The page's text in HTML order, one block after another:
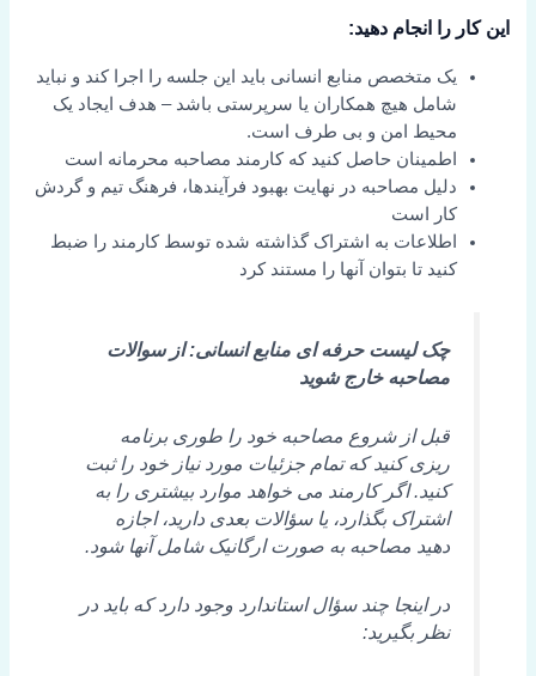
این کار را انجام دهید:
یک متخصص منابع انسانی باید این جلسه را اجرا کند و نباید
شامل هیچ همکاران یا سرپرستی باشد – هدف ایجاد یک
محیط امن و بی طرف است.
اطمینان حاصل کنید که کارمند مصاحبه محرمانه است
دلیل مصاحبه در نهایت بهبود فرآیندها، فرهنگ تیم و گردش
کار است
اطلاعات به اشتراک گذاشته شده توسط کارمند را ضبط
کنید تا بتوان آنها را مستند کرد
چک لیست حرفه ای منابع انسانی: از سوالات
مصاحبه خارج شوید
قبل از شروع مصاحبه خود را طوری برنامه
ریزی کنید که تمام جزئیات مورد نیاز خود را ثبت
کنید. اگر کارمند می خواهد موارد بیشتری را به
اشتراک بگذارد، یا سؤالات بعدی دارید، اجازه
دهید مصاحبه به صورت ارگانیک شامل آنها شود.
در اینجا چند سؤال استاندارد وجود دارد که باید در
نظر بگیرید: